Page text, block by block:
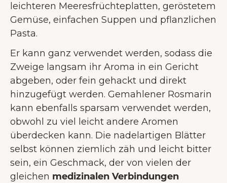
leichteren Meeresfrüchteplatten, geröstetem
Gemüse, einfachen Suppen und pflanzlichen
Pasta.
Er kann ganz verwendet werden, sodass die
Zweige langsam ihr Aroma in ein Gericht
abgeben, oder fein gehackt und direkt
hinzugefügt werden. Gemahlener Rosmarin
kann ebenfalls sparsam verwendet werden,
obwohl zu viel leicht andere Aromen
überdecken kann. Die nadelartigen Blätter
selbst können ziemlich zäh und leicht bitter
sein, ein Geschmack, der von vielen der
gleichen medizinalen Verbindungen